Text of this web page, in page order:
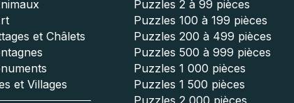
et Châlets
et Villages
Puzzles 2 à 99 pièces
Puzzles 100 à 199 pièces
Puzzles 200 à 499 pièces
Puzzles 500 à 999 pièces
Puzzles 1 000 pièces
Puzzles 1 500 pièces
Puzzles 2 000 pièces